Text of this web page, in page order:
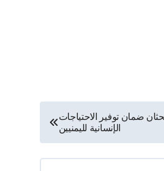
ضمان توفير الاحتياجات
الإنسانية لليمنيين